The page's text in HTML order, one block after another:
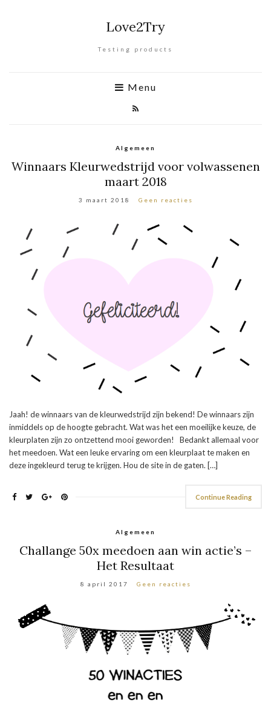
Love2Try
Testing products
Menu
Algemeen
Winnaars Kleurwedstrijd voor volwassenen
maart 2018
3 maart 2018 Geen reacties
Jaah! de winnaars van de kleurwedstrijd zijn bekend! De winnaars zijn
inmiddels op de hoogte gebracht. Wat was het een moeilijke keuze, de
kleurplaten zijn zo ontzettend mooi geworden! Bedankt allemaal voor
het meedoen. Wat een leuke ervaring om een kleurplaat te maken en
deze ingekleurd terug te krijgen. Hou de site in de gaten. […]
Continue Reading
Algemeen
Challange 50x meedoen aan win actie’s –
Het Resultaat
8 april 2017 Geen reacties